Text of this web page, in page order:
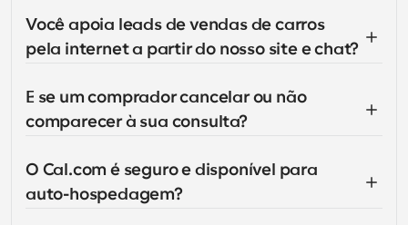
Você apoia leads de vendas de carros
pela internet a partir do nosso site e chat?
E se um comprador cancelar ou não
comparecer à sua consulta?
O Cal.com é seguro e disponível para
auto-hospedagem?